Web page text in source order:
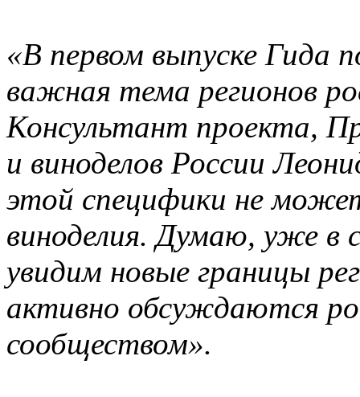
«В первом выпуске Гида
важная тема регионов
Консультант проекта,
и виноделов России
этой специфики не
виноделия. Думаю, уже в
увидим новые границы
активно обсуждаются
сообществом».